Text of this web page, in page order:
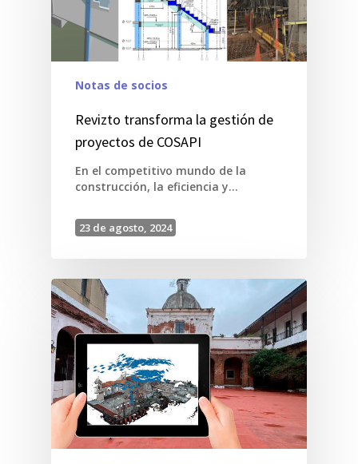
Notas de socios
Revizto transforma la gestión de
proyectos de COSAPI
En el competitivo mundo de la
construcción, la eficiencia y…
23 de agosto, 2024